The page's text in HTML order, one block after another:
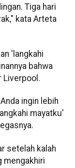
Tiga hari
kata Arteta
'langkahi
bahwa
Liverpool.
ingin lebih
mayatku'
setelah kalah
mengakhiri